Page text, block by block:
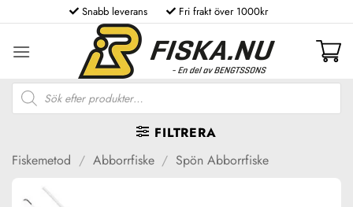
to
content
Snabb leverans Fri frakt över 1000kr
Produktsökning
FILTRERA
Fiskemetod / Abborrfiske / Spön Abborrfiske